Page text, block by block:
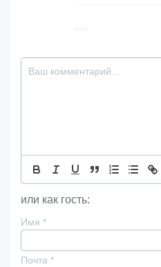
или как гость:
Имя *
Почта *